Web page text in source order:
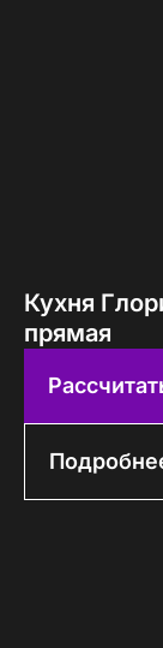
Кухня
прямая